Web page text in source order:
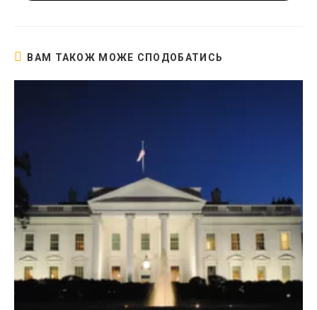
ВАМ ТАКОЖ МОЖЕ СПОДОБАТИСЬ